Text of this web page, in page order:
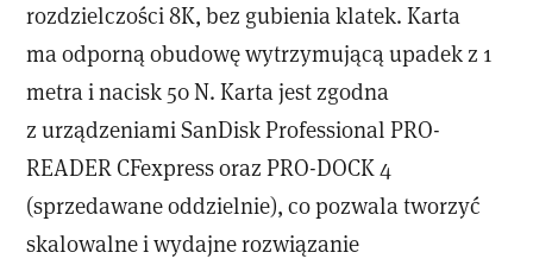
rozdzielczości 8K, bez gubienia klatek. Karta
ma odporną obudowę wytrzymującą upadek z 1
metra i nacisk 50 N. Karta jest zgodna
z urządzeniami SanDisk Professional PRO-
READER CFexpress oraz PRO-DOCK 4
(sprzedawane oddzielnie), co pozwala tworzyć
skalowalne i wydajne rozwiązanie